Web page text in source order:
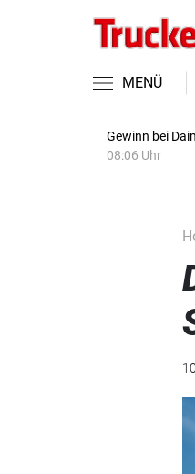
MENÜ
Gewinn bei
08:06 Uhr